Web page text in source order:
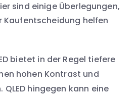
sind einige Überlegungen,
Kaufentscheidung helfen
bietet in der Regel tiefere
hohen Kontrast und
QLED hingegen kann eine